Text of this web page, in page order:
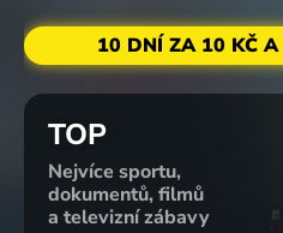
10 DNÍ ZA 10 KČ
TOP
Nejvíce sportu,
dokumentů, filmů
a televizní zábavy